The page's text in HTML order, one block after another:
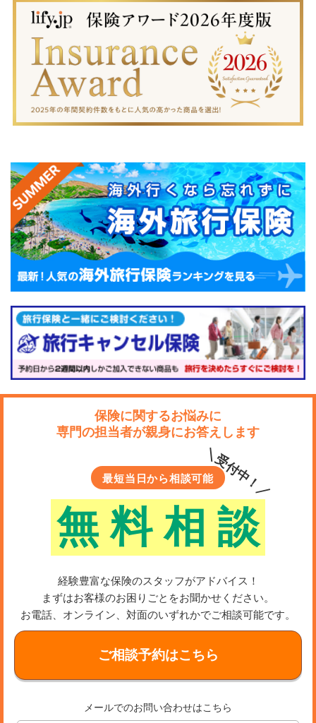
親子のあんしん賠償ライト
保険に関するお悩みに
専門の担当者が親身にお答えします
最短当日から相談可能
無 料 相 談
＼受付中！／
経験豊富な保険のスタッフがアドバイス！
まずはお客様のお困りごとをお聞かせください。
お電話、オンライン、対面のいずれかでご相談可能です。
ご相談予約はこちら
メールでのお問い合わせはこちら